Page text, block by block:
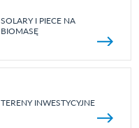
SOLARY I PIECE NA
BIOMASĘ
TERENY INWESTYCYJNE